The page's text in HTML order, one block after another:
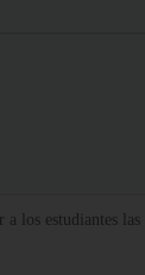
los estudiantes